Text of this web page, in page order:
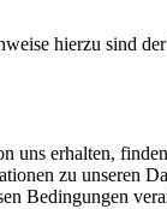
hierzu sind
uns erhalten,
zu unseren
Bedingungen